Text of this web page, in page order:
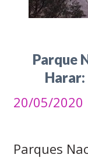
Parque
20/05/2020
Parques